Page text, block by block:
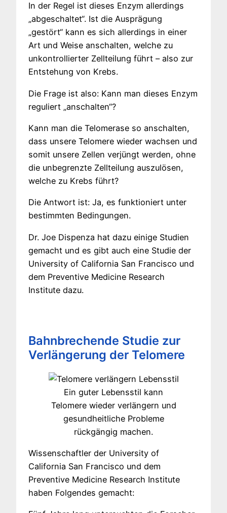
In der Regel ist dieses Enzym allerdings
„abgeschaltet“. Ist die Ausprägung
„gestört“ kann es sich allerdings in einer
Art und Weise anschalten, welche zu
unkontrollierter Zellteilung führt – also zur
Entstehung von Krebs.
Die Frage ist also: Kann man dieses Enzym
reguliert „anschalten“?
Kann man die Telomerase so anschalten,
dass unsere Telomere wieder wachsen und
somit unsere Zellen verjüngt werden, ohne
die unbegrenzte Zellteilung auszulösen,
welche zu Krebs führt?
Die Antwort ist: Ja, es funktioniert unter
bestimmten Bedingungen.
Dr. Joe Dispenza hat dazu einige Studien
gemacht und es gibt auch eine Studie der
University of California San Francisco und
dem Preventive Medicine Research
Institute dazu.
Bahnbrechende Studie zur
Verlängerung der Telomere
Ein guter Lebensstil kann
Telomere wieder verlängern und
gesundheitliche Probleme
rückgängig machen.
Wissenschaftler der University of
California San Francisco und dem
Preventive Medicine Research Institute
haben Folgendes gemacht: